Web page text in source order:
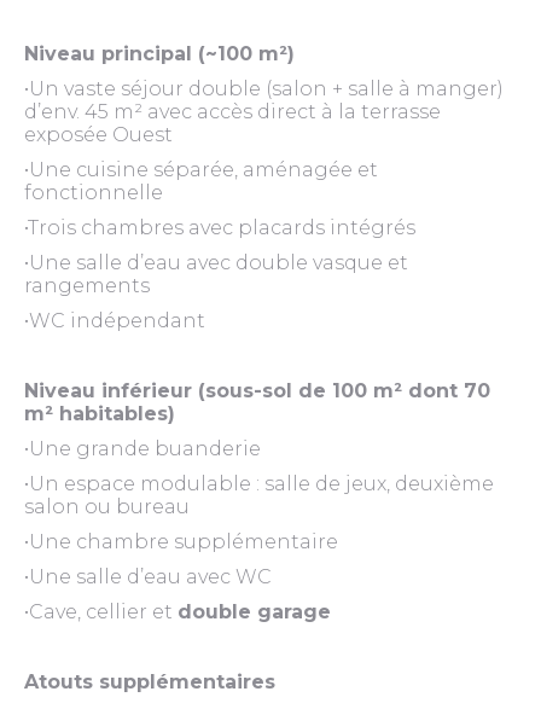
Niveau principal (~100 m²)
•Un vaste séjour double (salon + salle à manger)
d’env. 45 m² avec accès direct à la terrasse
exposée Ouest
•Une cuisine séparée, aménagée et
fonctionnelle
•Trois chambres avec placards intégrés
•Une salle d’eau avec double vasque et
rangements
•WC indépendant
Niveau inférieur (sous-sol de 100 m² dont 70
m² habitables)
•Une grande buanderie
•Un espace modulable : salle de jeux, deuxième
salon ou bureau
•Une chambre supplémentaire
•Une salle d’eau avec WC
•Cave, cellier et double garage
Atouts supplémentaires